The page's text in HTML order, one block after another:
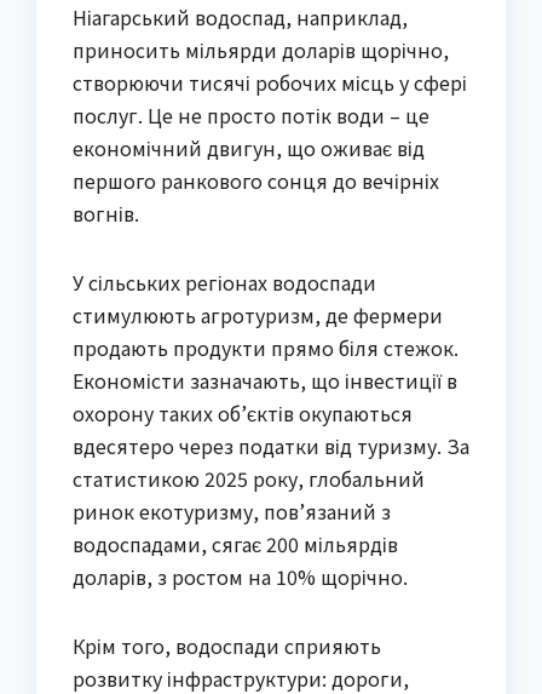
Ніагарський водоспад, наприклад,
приносить мільярди доларів щорічно,
створюючи тисячі робочих місць у сфері
послуг. Це не просто потік води – це
економічний двигун, що оживає від
першого ранкового сонця до вечірніх
вогнів.
У сільських регіонах водоспади
стимулюють агротуризм, де фермери
продають продукти прямо біля стежок.
Економісти зазначають, що інвестиції в
охорону таких об’єктів окупаються
вдесятеро через податки від туризму. За
статистикою 2025 року, глобальний
ринок екотуризму, пов’язаний з
водоспадами, сягає 200 мільярдів
доларів, з ростом на 10% щорічно.
Крім того, водоспади сприяють
розвитку інфраструктури: дороги,